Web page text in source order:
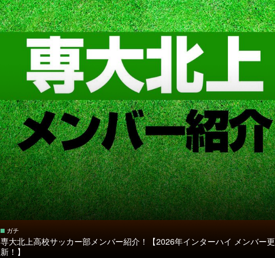
ガチ
専大北上高校サッカー部メンバー紹介！【2026年インターハイ メンバー更
新！】